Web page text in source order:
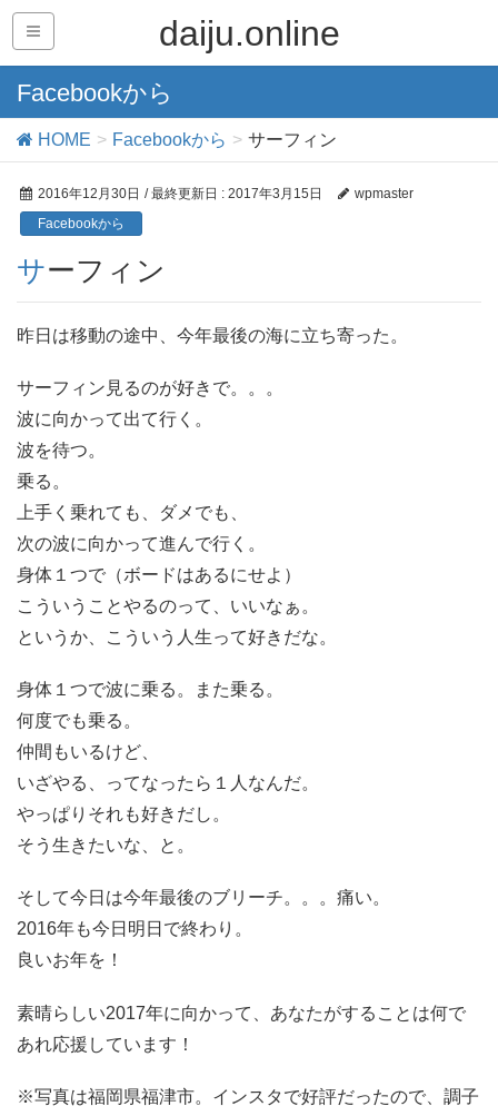
daiju.online
Facebookから
HOME Facebookから サーフィン
2016年12月30日 / 最終更新日 : 2017年3月15日
wpmaster
Facebookから
サーフィン
昨日は移動の途中、今年最後の海に立ち寄った。
サーフィン見るのが好きで。。。
波に向かって出て行く。
波を待つ。
乗る。
上手く乗れても、ダメでも、
次の波に向かって進んで行く。
身体１つで（ボードはあるにせよ）
こういうことやるのって、いいなぁ。
というか、こういう人生って好きだな。
身体１つで波に乗る。また乗る。
何度でも乗る。
仲間もいるけど、
いざやる、ってなったら１人なんだ。
やっぱりそれも好きだし。
そう生きたいな、と。
そして今日は今年最後のブリーチ。。。痛い。
2016年も今日明日で終わり。
良いお年を！
素晴らしい2017年に向かって、あなたがすることは何で
あれ応援しています！
※写真は福岡県福津市。インスタで好評だったので、調子